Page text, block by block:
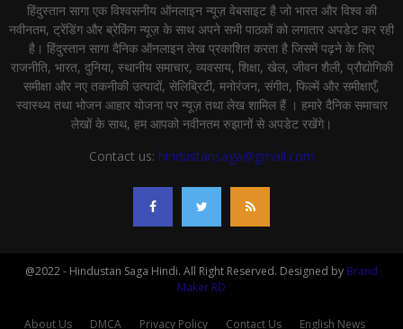
हिंदुस्तान सागा एक विश्वसनीय ऑनलाइन न्यूज़ वेबसाइट है जो भारत और विश्व की
नवीनतम, ट्रेंडिंग और ब्रेकिंग न्यूज़ के साथ अपने सभी पाठकों को लगातार अपडेट कर रही
है। हिंदुस्तान सागा दैनिक ऑनलाइन लेख प्रकाशित करता है जिसमें पढ़ने के लिए
राजनीति, भारत, दुनिया, स्थानीय समाचार, व्यवसाय, शिक्षा, खेल, जीवन शैली, प्रौद्योगिकी
समीक्षा और नए तकनीकी उत्पादों, सेलिब्रिटी, मनोरंजन, संगीत, फिल्में और समीक्षाएँ,
स्वास्थ्य तथा भोजन आहार योजना पर न्यूज़ तथा लेख शामिल हैं । हमारे दैनिक समाचार
लेखों के साथ, हम आपको नवीनतम रुझानों से अपडेट रखेंगे।
Contact us: hindustansaga@gmail.com
@2022 - Hindustan Saga Hindi. All Right Reserved. Designed by Brand
Maker RD
About Us DMCA Privacy Policy Contact Us English News